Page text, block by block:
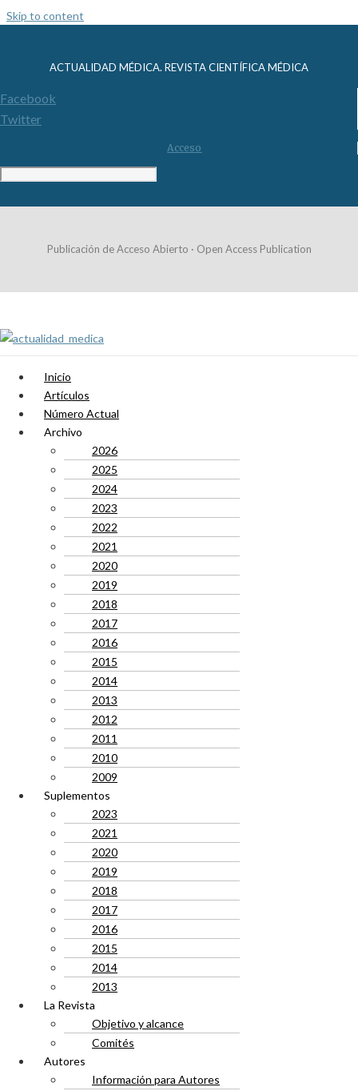
Skip to content
ACTUALIDAD MÉDICA. REVISTA CIENTÍFICA MÉDICA
Facebook
Twitter
Acceso
Publicación de Acceso Abierto · Open Access Publication
Inicio
Artículos
Número Actual
Archivo
2026
2025
2024
2023
2022
2021
2020
2019
2018
2017
2016
2015
2014
2013
2012
2011
2010
2009
Suplementos
2023
2021
2020
2019
2018
2017
2016
2015
2014
2013
La Revista
Objetivo y alcance
Comités
Autores
Información para Autores